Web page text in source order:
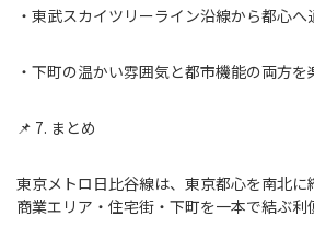
・東武スカイツリーライン沿線から都心
・下町の温かい雰囲気と都市機能の両方
📌 7. まとめ
東京メトロ日比谷線は、東京都心を南北に
商業エリア・住宅街・下町を一本で結ぶ利